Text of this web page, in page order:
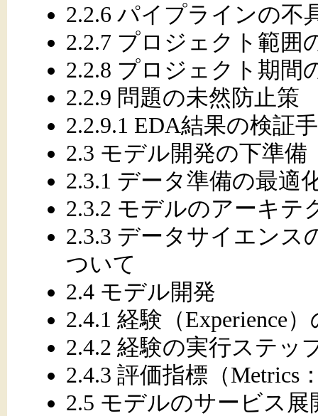
2.2.6 パイプラインの不
2.2.7 プロジェクト範囲
2.2.8 プロジェクト期間
2.2.9 問題の未然防止策
2.2.9.1 EDA結果の検証
2.3 モデル開発の下準備
2.3.1 データ準備の最適
2.3.2 モデルのアーキテ
2.3.3 データサイエン
ついて
2.4 モデル開発
2.4.1 経験（Experience
2.4.2 経験の実行ステッ
2.4.3 評価指標（Metrics
2.5 モデルのサービス